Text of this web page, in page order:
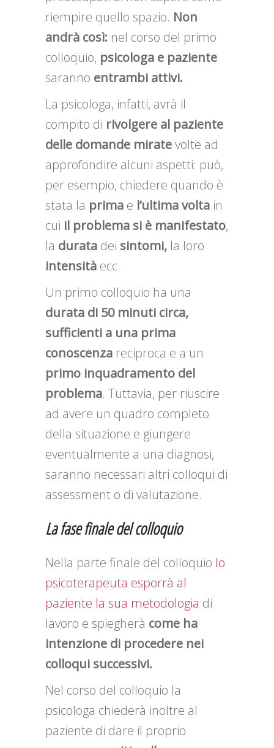
riempire quello spazio. Non
andrà così: nel corso del primo
colloquio, psicologa e paziente
saranno entrambi attivi.
La psicologa, infatti, avrà il
compito di rivolgere al paziente
delle domande miratevolte ad
approfondire alcuni aspetti: può,
per esempio, chiedere quando è
stata la prima e l’ultimavolta in
cui il problema si è manifestato,
la durata dei sintomi, la loro
intensità ecc.
Un primo colloquio ha una
durata di 50 minuti circa,
sufficienti a una prima
conoscenza reciproca e a un
primo inquadramento del
problema. Tuttavia, per riuscire
ad avere un quadro completo
della situazione e giungere
eventualmente a una diagnosi,
saranno necessari altri colloqui di
assessment o di valutazione.
La fase finale del colloquio
Nella parte finale del colloquio lo
psicoterapeuta esporrà al
paziente la sua metodologia di
lavoro e spiegherà come ha
intenzione di procedere nei
colloqui successivi.
Nel corso del colloquio la
psicologa chiederà inoltre al
paziente di dare il proprio